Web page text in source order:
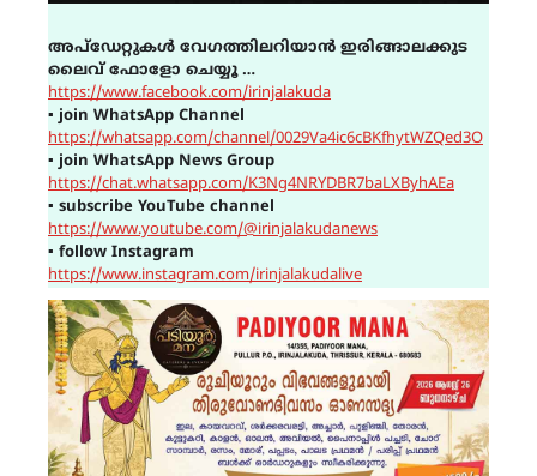
അപ്ഡേറ്റുകൾ വേഗത്തിലറിയാൻ ഇരിങ്ങാലക്കുട
ലൈവ് ഫോളോ ചെയ്യൂ …
https://www.facebook.com/irinjalakuda
▪ join WhatsApp Channel
https://whatsapp.com/channel/0029Va4ic6cBKfhytWZQed3O
▪ join WhatsApp News Group
https://chat.whatsapp.com/K3Ng4NRYDBR7baLXByhAEa
▪ subscribe YouTube channel
https://www.youtube.com/@irinjalakudanews
▪ follow Instagram
https://www.instagram.com/irinjalakudalive